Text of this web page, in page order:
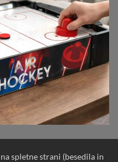
spletne strani (besedila in